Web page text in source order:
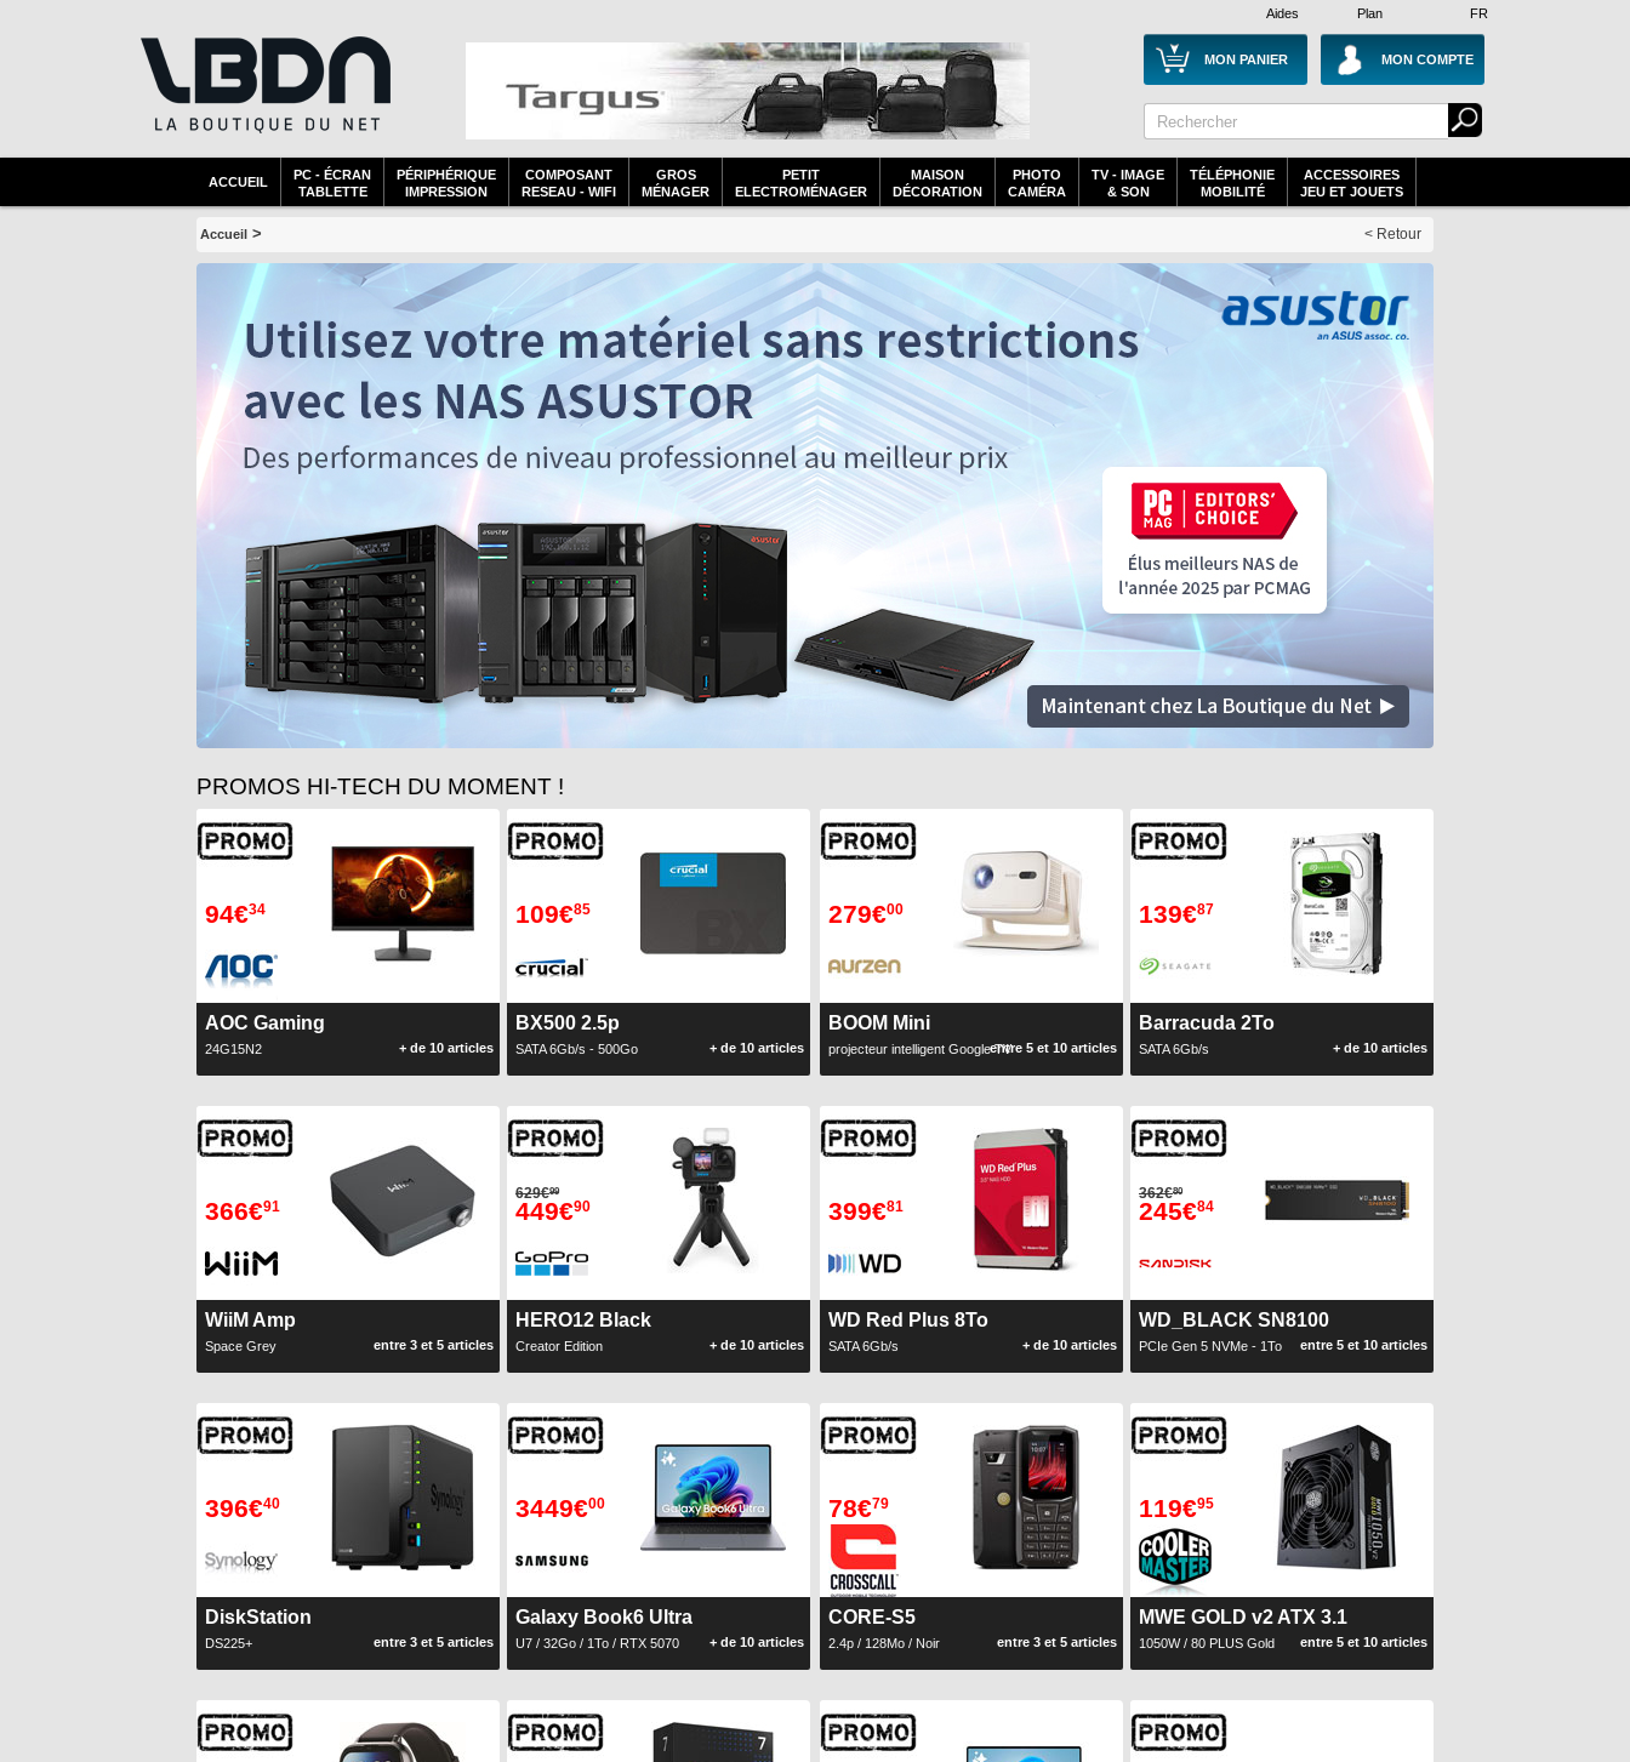
Plan
Aides FR
MON PANIER MON COMPTE
ACCUEIL
PC - ÉCRAN
TABLETTE
PÉRIPHÉRIQUE
IMPRESSION
COMPOSANT
RESEAU - WIFI
GROS
MÉNAGER
PETIT
ELECTROMÉNAGER
MAISON
DÉCORATION
PHOTO
CAMÉRA
TV - IMAGE
& SON
TÉLÉPHONIE
MOBILITÉ
ACCESSOIRES
JEU ET JOUETS
Accueil > < Retour
PROMOS HI-TECH DU MOMENT !
94€34
AOC Gaming
24G15N2 + de 10 articles
109€85
BX500 2.5p
SATA 6Gb/s - 500Go + de 10 articles
279€00
BOOM Mini
projecteur intelligent Google TVentre 5 et 10 articles
139€87
Barracuda 2To
SATA 6Gb/s + de 10 articles
366€91
WiiM Amp
Space Grey entre 3 et 5 articles
629€99
449€90
HERO12 Black
Creator Edition + de 10 articles
399€81
WD Red Plus 8To
SATA 6Gb/s + de 10 articles
362€80
245€84
WD_BLACK SN8100
PCIe Gen 5 NVMe - 1To entre 5 et 10 articles
396€40
DiskStation
DS225+ entre 3 et 5 articles
3449€00
Galaxy Book6 Ultra
U7 / 32Go / 1To / RTX 5070 + de 10 articles
78€79
CORE-S5
2.4p / 128Mo / Noir entre 3 et 5 articles
119€95
MWE GOLD v2 ATX 3.1
1050W / 80 PLUS Gold entre 5 et 10 articles